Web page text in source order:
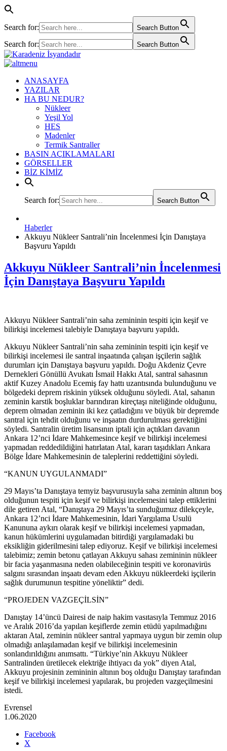
Search for: Search Button
Search for: Search Button
ANASAYFA
YAZILAR
HA BU NEDUR?
Nükleer
Yeşil Yol
HES
Madenler
Termik Santraller
BASIN AÇIKLAMALARI
GÖRSELLER
BİZ KİMİZ
Search for: Search Button
Haberler
Akkuyu Nükleer Santrali’nin İncelenmesi İçin Danıştaya
Başvuru Yapıldı
Akkuyu Nükleer Santrali’nin İncelenmesi
İçin Danıştaya Başvuru Yapıldı
Akkuyu Nükleer Santrali’nin saha zemininin tespiti için keşif ve
bilirkişi incelemesi talebiyle Danıştaya başvuru yapıldı.
Akkuyu Nükleer Santrali’nin saha zemininin tespiti için keşif ve
bilirkişi incelemesi ile santral inşaatında çalışan işçilerin sağlık
durumları için Danıştaya başvuru yapıldı. Doğu Akdeniz Çevre
Dernekleri Gönüllü Avukatı İsmail Hakkı Atal, santral sahasının
aktif Kuzey Anadolu Ecemiş fay hattı uzantısında bulunduğunu ve
bölgedeki deprem riskinin yüksek olduğunu söyledi. Atal, sahanın
zeminin karstik boşluklar barındıran kireçtaşı niteliğinde olduğunu,
deprem olmadan zeminin iki kez çatladığını ve büyük bir depremde
santral için tehdit olduğunu ve inşaatın durdurulması gerektiğini
söyledi. Santralin üretim lisansının iptali için açtıkları davanın
Ankara 12’nci İdare Mahkemesince keşif ve bilirkişi incelemesi
yapmadan reddedildiğini hatırlatan Atal, kararı taşıdıkları Ankara
Bölge İdare Mahkemesinin de taleplerini reddettiğini söyledi.
“KANUN UYGULANMADI”
29 Mayıs’ta Danıştaya temyiz başvurusuyla saha zeminin altının boş
olduğunun tespiti için keşif ve bilirkişi incelemesini talep ettiklerini
dile getiren Atal, “Danıştaya 29 Mayıs’ta sunduğumuz dilekçeyle,
Ankara 12’nci İdare Mahkemesinin, İdari Yargılama Usulü
Kanununa aykırı olarak keşif ve bilirkişi incelemesi yapmadan,
kanun hükümlerini uygulamadan bitirdiği yargılamadaki bu
eksikliğin giderilmesini talep ediyoruz. Keşif ve bilirkişi incelemesi
talebimiz; zemin betonu çatlayan Akkuyu sahası zemininin nükleer
bir facia yaşanmasına neden olabileceğinin tespiti ve koronavirüs
salgını sırasından inşaatı devam eden Akkuyu nükleerdeki işçilerin
sağlık durumunun tespitine yöneliktir” dedi.
“PROJEDEN VAZGEÇİLSİN”
Danıştay 14’üncü Dairesi de naip hakim vasıtasıyla Temmuz 2016
ve Aralık 2016’da yapılan keşiflerde zemin etüdü yapılmadığını
aktaran Atal, zeminin nükleer santral yapmaya uygun bir zemin olup
olmadığı anlaşılamadan keşif ve bilirkişi incelemesinin
sonlandırıldığını anımsattı. “Türkiye’nin Akkuyu Nükleer
Santralinden üretilecek elektriğe ihtiyacı da yok” diyen Atal,
Akkuyu projesinin zemininin altının boş olduğu Danıştay tarafından
keşif ve bilirkişi incelemesi yapılarak, bu projeden vazgeçilmesini
istedi.
Evrensel
1.06.2020
Share
Facebook
X